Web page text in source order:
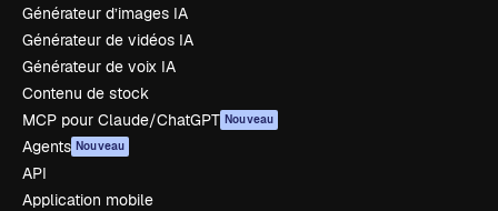
Générateur d’images IA
Générateur de vidéos IA
Générateur de voix IA
Contenu de stock
MCP pour Claude/ChatGPT Nouveau
Agents Nouveau
API
Application mobile